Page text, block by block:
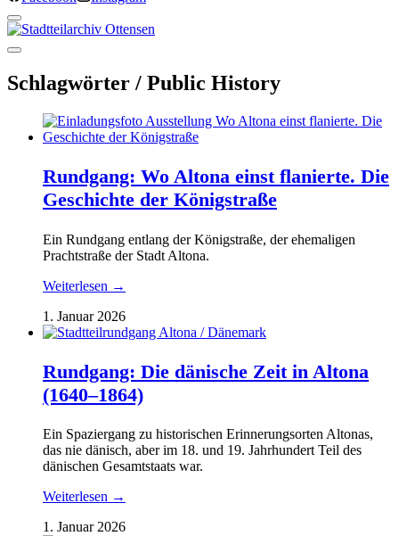
Schlagwörter / Public History
Rundgang: Wo Altona einst flanierte. Die
Geschichte der Königstraße
Ein Rundgang entlang der Königstraße, der ehemaligen
Prachtstraße der Stadt Altona.
Weiterlesen →
1. Januar 2026
Rundgang: Die dänische Zeit in Altona
(1640–1864)
Ein Spaziergang zu historischen Erinnerungsorten Altonas,
das nie dänisch, aber im 18. und 19. Jahrhundert Teil des
dänischen Gesamtstaats war.
Weiterlesen →
1. Januar 2026